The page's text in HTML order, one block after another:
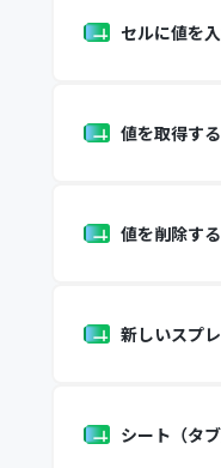
セルに値を
値を取得する
値を削除する
新しいスプ
シート（タ